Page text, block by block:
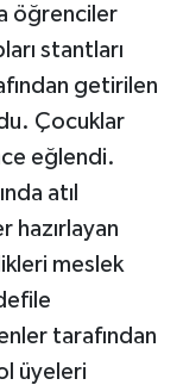
öğrenciler
stantları
getirilen
Çocuklar
eğlendi.
atıl
hazırlayan
meslek
tarafından
üyeleri